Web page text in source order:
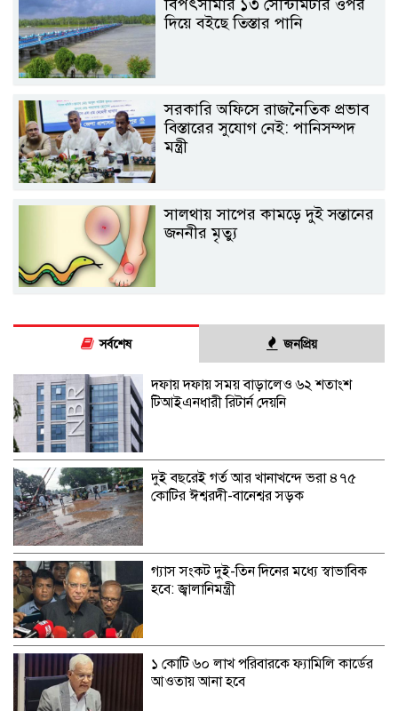
বিপৎসীমার ১৩ সেন্টিমিটার ওপর
দিয়ে বইছে তিস্তার পানি
সরকারি অফিসে রাজনৈতিক প্রভাব
বিস্তারের সুযোগ নেই: পানিসম্পদ
মন্ত্রী
সালথায় সাপের কামড়ে দুই সন্তানের
জননীর মৃত্যু
সর্বশেষ জনপ্রিয়
দফায় দফায় সময় বাড়ালেও ৬২ শতাংশ
টিআইএনধারী রিটার্ন দেয়নি
দুই বছরেই গর্ত আর খানাখন্দে ভরা ৪৭৫
কোটির ঈশ্বরদী-বানেশ্বর সড়ক
গ্যাস সংকট দুই-তিন দিনের মধ্যে স্বাভাবিক
হবে: জ্বালানিমন্ত্রী
১ কোটি ৬০ লাখ পরিবারকে ফ্যামিলি কার্ডের
আওতায় আনা হবে